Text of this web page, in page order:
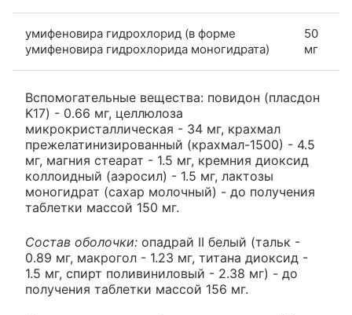
умифеновира гидрохлорид (в форме
умифеновира гидрохлорида моногидрата)
50
мг
Вспомогательные вещества: повидон (пласдон
K17) - 0.66 мг, целлюлоза
микрокристаллическая - 34 мг, крахмал
прежелатинизированный (крахмал-1500) - 4.5
мг, магния стеарат - 1.5 мг, кремния диоксид
коллоидный (аэросил) - 1.5 мг, лактозы
моногидрат (сахар молочный) - до получения
таблетки массой 150 мг.
Состав оболочки: опадрай II белый (тальк -
0.89 мг, макрогол - 1.23 мг, титана диоксид -
1.5 мг, спирт поливиниловый - 2.38 мг) - до
получения таблетки массой 156 мг.